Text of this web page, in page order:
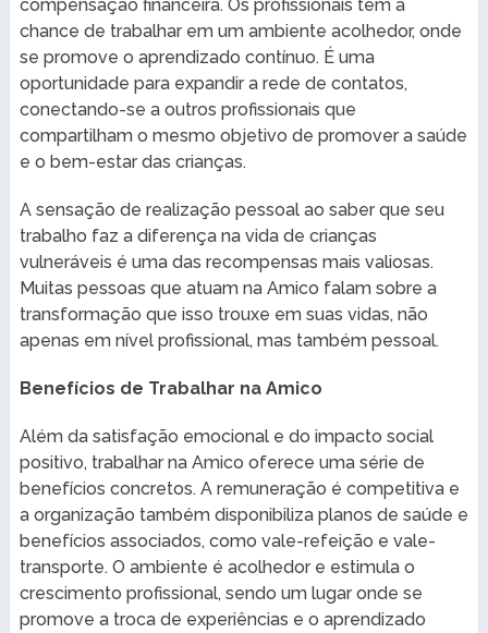
compensação financeira. Os profissionais têm a
chance de trabalhar em um ambiente acolhedor, onde
se promove o aprendizado contínuo. É uma
oportunidade para expandir a rede de contatos,
conectando-se a outros profissionais que
compartilham o mesmo objetivo de promover a saúde
e o bem-estar das crianças.
A sensação de realização pessoal ao saber que seu
trabalho faz a diferença na vida de crianças
vulneráveis é uma das recompensas mais valiosas.
Muitas pessoas que atuam na Amico falam sobre a
transformação que isso trouxe em suas vidas, não
apenas em nível profissional, mas também pessoal.
Benefícios de Trabalhar na Amico
Além da satisfação emocional e do impacto social
positivo, trabalhar na Amico oferece uma série de
benefícios concretos. A remuneração é competitiva e
a organização também disponibiliza planos de saúde e
benefícios associados, como vale-refeição e vale-
transporte. O ambiente é acolhedor e estimula o
crescimento profissional, sendo um lugar onde se
promove a troca de experiências e o aprendizado